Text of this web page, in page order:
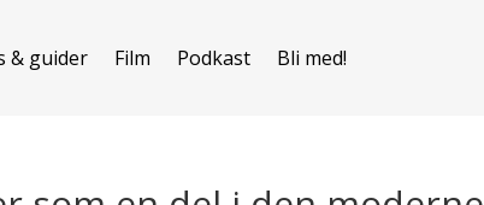
& guider Film Podkast Bli med!